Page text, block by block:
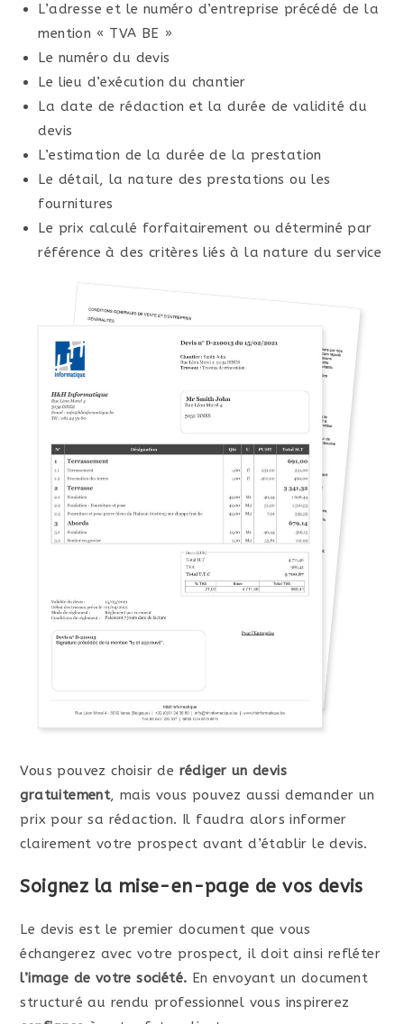
L’adresse et le numéro d’entreprise précédé de la
mention « TVA BE »
Le numéro du devis
Le lieu d’exécution du chantier
La date de rédaction et la durée de validité du
devis
L’estimation de la durée de la prestation
Le détail, la nature des prestations ou les
fournitures
Le prix calculé forfaitairement ou déterminé par
référence à des critères liés à la nature du service
Vous pouvez choisir de rédiger un devis
gratuitement, mais vous pouvez aussi demander un
prix pour sa rédaction. Il faudra alors informer
clairement votre prospect avant d’établir le devis.
Soignez la mise-en-page de vos devis
Le devis est le premier document que vous
échangerez avec votre prospect, il doit ainsi refléter
l’image de votre société. En envoyant un document
structuré au rendu professionnel vous inspirerez